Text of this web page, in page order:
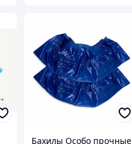
Бахилы Особо прочные